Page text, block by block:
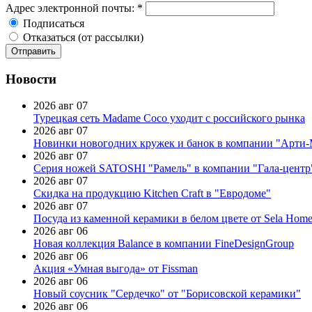
Адрес электронной почты: *
Подписаться
Отказаться (от рассылки)
Новости
2026 авг 07
Турецкая сеть Madame Coco уходит с российского рынка
2026 авг 07
Новинки новогодних кружек и банок в компании
2026 авг 07
Серия ножей SATOSHI "Рамель" в компании "Гала-
2026 авг 07
Скидка на продукцию Kitchen Craft в "Евродоме"
2026 авг 07
Посуда из каменной керамики в белом цвете от Sela Home
2026 авг 06
Новая коллекция Balance в компании FineDesignGroup
2026 авг 06
Акция «Умная выгода» от Fissman
2026 авг 06
Новый соусник "Сердечко" от "Борисовской керамики"
2026 авг 06